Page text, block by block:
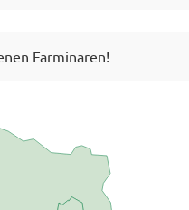
Farminaren!